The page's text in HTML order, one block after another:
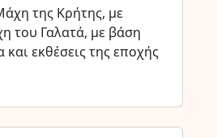
της Κρήτης, με
του Γαλατά, με βάση
και εκθέσεις της εποχής